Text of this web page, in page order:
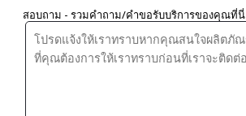
สอบถาม - รวมคำถาม/คำขอรับบริการของคุณที่นี่